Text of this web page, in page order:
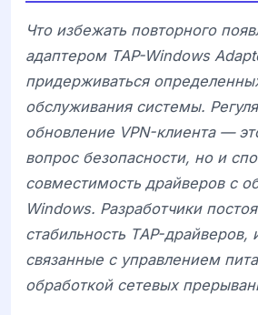
Что избежать повторного
адаптером TAP-Windows
придерживаться
обслуживания системы.
обновление VPN-клиента —
вопрос безопасности, но и
совместимость драйверов с
Windows. Разработчики
стабильность TAP-драйверов,
связанные с управлением
обработкой сетевых